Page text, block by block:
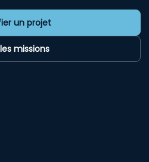
un projet
missions